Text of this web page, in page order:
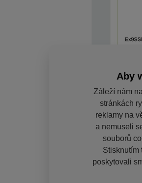
Aby
Záleží nám
stránkách
reklamy na
a nemuseli
souborů
Stisknutím
poskytovali